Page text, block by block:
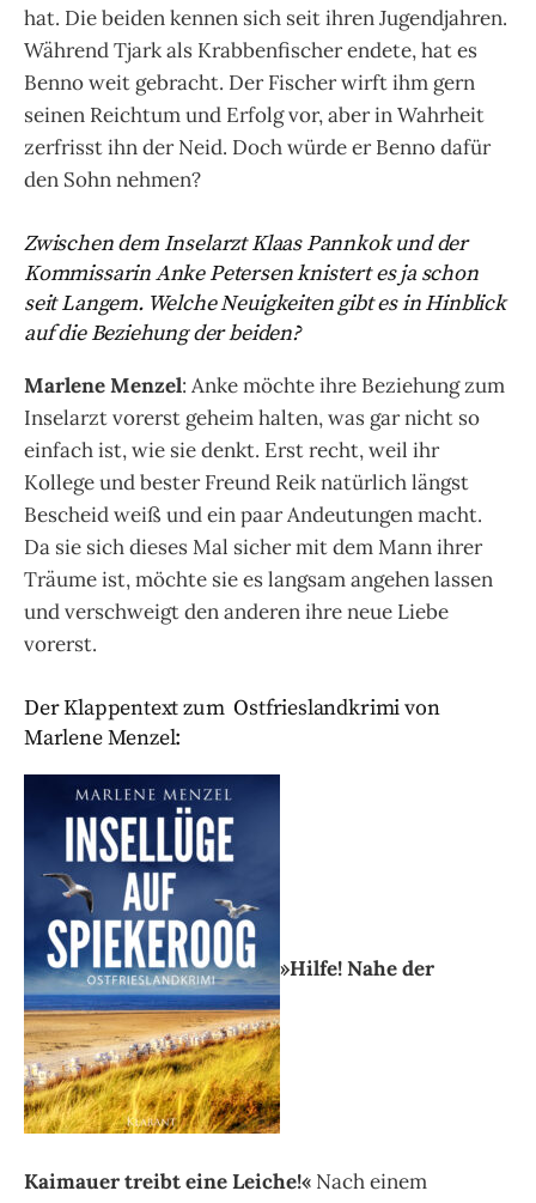
hat. Die beiden kennen sich seit ihren Jugendjahren.
Während Tjark als Krabbenfischer endete, hat es
Benno weit gebracht. Der Fischer wirft ihm gern
seinen Reichtum und Erfolg vor, aber in Wahrheit
zerfrisst ihn der Neid. Doch würde er Benno dafür
den Sohn nehmen?
Zwischen dem InselarztKlaas Pannkok und der
Kommissarin Anke Petersen knistert es ja schon
seit Langem. Welche Neuigkeiten gibt es in Hinblick
auf die Beziehung der beiden?
Marlene Menzel: Anke möchte ihre Beziehung zum
Inselarzt vorerst geheim halten, was gar nicht so
einfach ist, wie sie denkt. Erst recht, weil ihr
Kollege und bester Freund Reik natürlich längst
Bescheid weiß und ein paar Andeutungen macht.
Da sie sich dieses Mal sicher mit dem Mann ihrer
Träume ist, möchte sie es langsam angehen lassen
und verschweigt den anderen ihre neue Liebe
vorerst.
Der Klappentext zum Ostfrieslandkrimi von
Marlene Menzel:
»Hilfe! Nahe der
Kaimauer treibt eine Leiche!« Nach einem